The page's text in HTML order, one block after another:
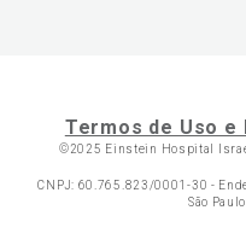
Termos de Uso e
©2025 Einstein Hospital
CNPJ: 60.765.823/0001-30 -
São